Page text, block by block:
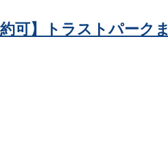
可】トラストパークま